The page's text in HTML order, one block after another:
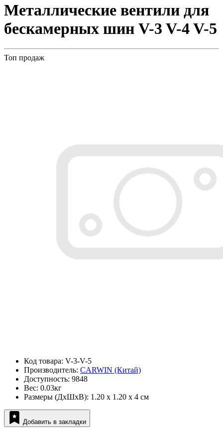
Металлические вентили для
бескамерных шин V-3 V-4 V-5
Топ продаж
Код товара: V-3-V-5
Производитель: CARWIN (Китай)
Доступность: 9848
Вес: 0.03кг
Размеры (ДxШxВ): 1.20 x 1.20 x 4 см
Добавить в закладки